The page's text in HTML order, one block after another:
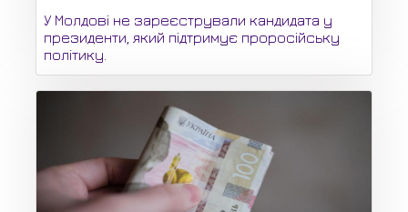
У Молдові не зареєстрували кандидата у
президенти, який підтримує проросійську
політику.